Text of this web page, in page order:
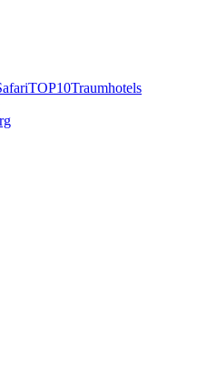
TOP10Traumhotels